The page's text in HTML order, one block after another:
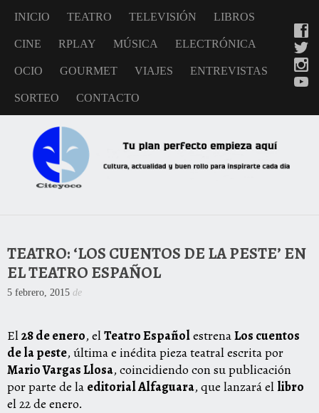
INICIO TEATRO TELEVISIÓN LIBROS
CINE RPLAY MÚSICA ELECTRÓNICA
OCIO GOURMET VIAJES ENTREVISTAS
SORTEO CONTACTO
TEATRO: ‘LOS CUENTOS DE LA PESTE’ EN
EL TEATRO ESPAÑOL
5 febrero, 2015 de
El28 de enero, elTeatro EspañolestrenaLos cuentos
de la peste, última e inédita pieza teatral escrita por
Mario Vargas Llosa, coincidiendo con su publicación
por parte de la editorial Alfaguara, que lanzará el libro
el 22 de enero.